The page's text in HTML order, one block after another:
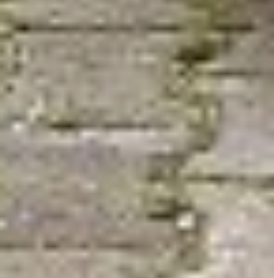
Вместе с Сицзяном
в Хабаровск приехали